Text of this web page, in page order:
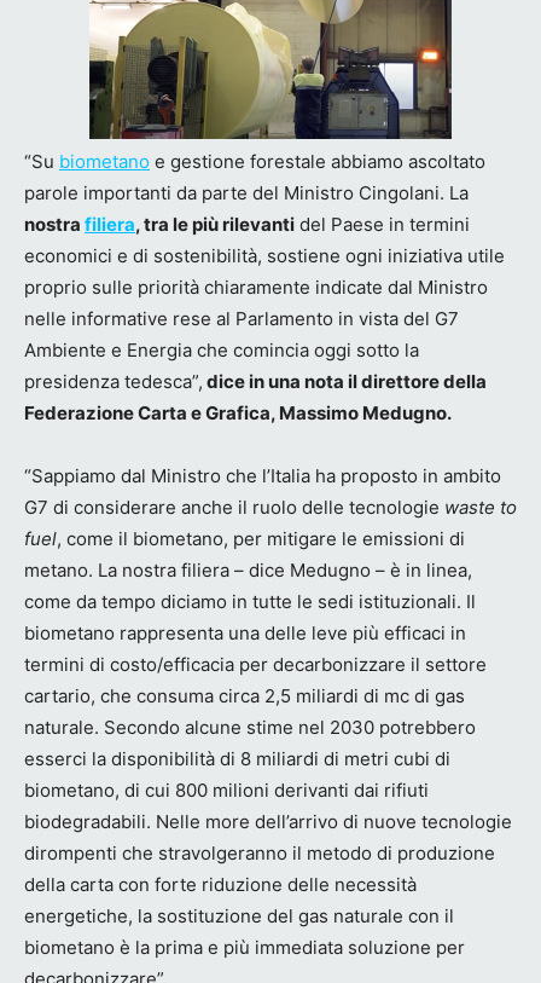
“Su biometano e gestione forestale abbiamo ascoltato
parole importanti da parte del Ministro Cingolani. La
nostra filiera, tra le più rilevanti del Paese in termini
economici e di sostenibilità, sostiene ogni iniziativa utile
proprio sulle priorità chiaramente indicate dal Ministro
nelle informative rese al Parlamento in vista del G7
Ambiente e Energia che comincia oggi sotto la
presidenza tedesca”, dice in una nota il direttore della
Federazione Carta e Grafica, Massimo Medugno.
“Sappiamo dal Ministro che l’Italia ha proposto in ambito
G7 di considerare anche il ruolo delle tecnologie waste to
fuel, come il biometano, per mitigare le emissioni di
metano. La nostra filiera – dice Medugno – è in linea,
come da tempo diciamo in tutte le sedi istituzionali. Il
biometano rappresenta una delle leve più efficaci in
termini di costo/efficacia per decarbonizzare il settore
cartario, che consuma circa 2,5 miliardi di mc di gas
naturale. Secondo alcune stime nel 2030 potrebbero
esserci la disponibilità di 8 miliardi di metri cubi di
biometano, di cui 800 milioni derivanti dai rifiuti
biodegradabili. Nelle more dell’arrivo di nuove tecnologie
dirompenti che stravolgeranno il metodo di produzione
della carta con forte riduzione delle necessità
energetiche, la sostituzione del gas naturale con il
biometano è la prima e più immediata soluzione per
decarbonizzare”.